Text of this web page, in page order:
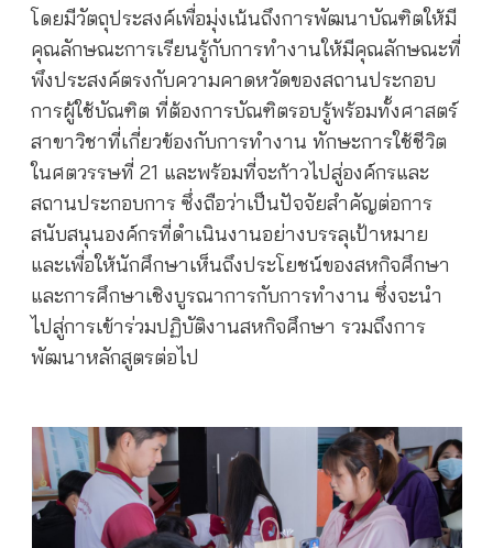
โดยมีวัตถุประสงค์เพื่อมุ่งเน้นถึงการพัฒนาบัณฑิตให้มี
คุณลักษณะการเรียนรู้กับการทำงานให้มีคุณลักษณะที่
พึงประสงค์ตรงกับความคาดหวัดของสถานประกอบ
การผู้ใช้บัณฑิต ที่ต้องการบัณฑิตรอบรู้พร้อมทั้งศาสตร์
สาขาวิชาที่เกี่ยวข้องกับการทำงาน ทักษะการใช้ชีวิต
ในศตวรรษที่ 21 และพร้อมที่จะก้าวไปสู่องค์กรและ
สถานประกอบการ ซึ่งถือว่าเป็นปัจจัยสำคัญต่อการ
สนับสนุนองค์กรที่ดำเนินงานอย่างบรรลุเป้าหมาย
และเพื่อให้นักศึกษาเห็นถึงประโยชน์ของสหกิจศึกษา
และการศึกษาเชิงบูรณาการกับการทำงาน ซึ่งจะนำ
ไปสู่การเข้าร่วมปฏิบัติงานสหกิจศึกษา รวมถึงการ
พัฒนาหลักสูตรต่อไป